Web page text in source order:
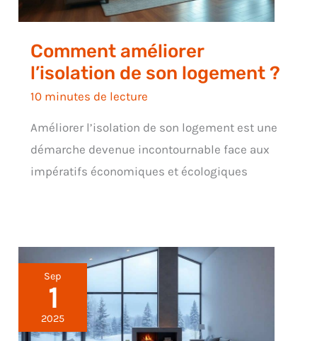
Comment améliorer
l’isolation de son logement ?
10 minutes de lecture
Améliorer l’isolation de son logement est une
démarche devenue incontournable face aux
impératifs économiques et écologiques
Sep
1
2025